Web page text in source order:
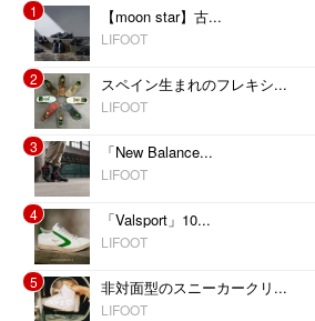
1
【moon star】古...
LIFOOT
2 スペイン生まれのフレキシ...
LIFOOT
3 「New Balance...
LIFOOT
4 「Valsport」10...
LIFOOT
5 非対面型のスニーカークリ...
LIFOOT